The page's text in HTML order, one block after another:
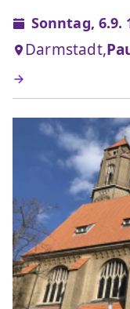
Sonntag, 6.9.
Darmstadt,